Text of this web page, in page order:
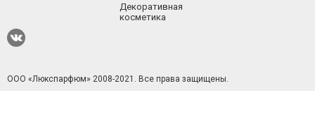
Декоративная
косметика
ООО «Люкспарфюм» 2008-2021. Все права защищены.